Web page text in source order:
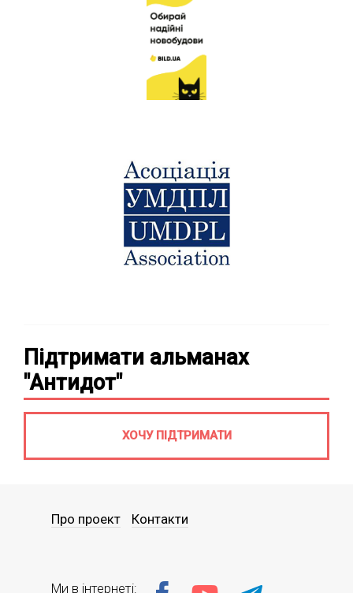
Підтримати альманах
"Антидот"
ХОЧУ ПІДТРИМАТИ
Про проект Контакти
Ми в інтернеті: